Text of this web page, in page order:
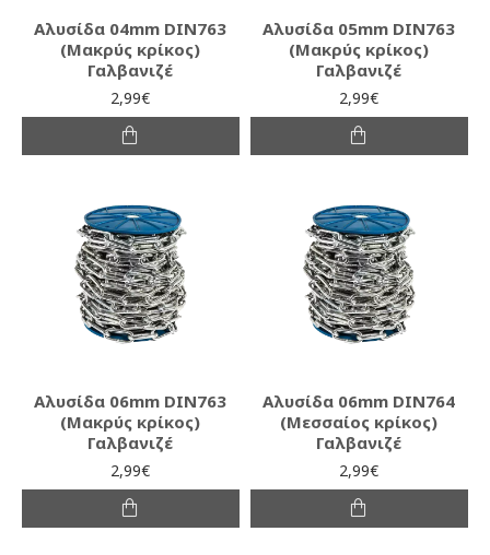
Αλυσίδα 04mm DIN763
(Μακρύς κρίκος)
Γαλβανιζέ
2,99€
Αλυσίδα 05mm DIN763
(Μακρύς κρίκος)
Γαλβανιζέ
2,99€
Αλυσίδα 06mm DIN763
(Μακρύς κρίκος)
Γαλβανιζέ
2,99€
Αλυσίδα 06mm DIN764
(Μεσσαίος κρίκος)
Γαλβανιζέ
2,99€